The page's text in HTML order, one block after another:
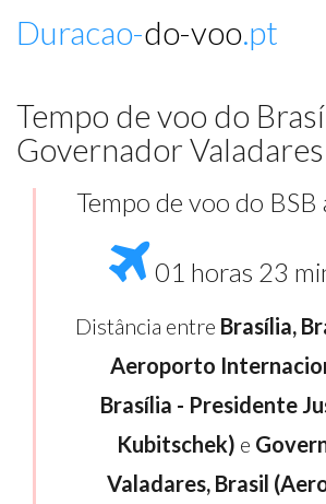
Duracao-do-voo.pt
Tempo de voo do
Governador Valadares
Tempo de voo do BSB
01 horas 23
Distância entre Brasília,
Aeroporto
Brasília - Presidente
Kubitschek) e
Valadares, Brasil